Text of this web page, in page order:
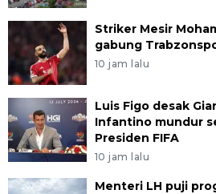
Striker Mesir
gabung
10 jam lalu
Luis Figo desak
Infantino mundur
Presiden FIFA
10 jam lalu
Menteri LH puji